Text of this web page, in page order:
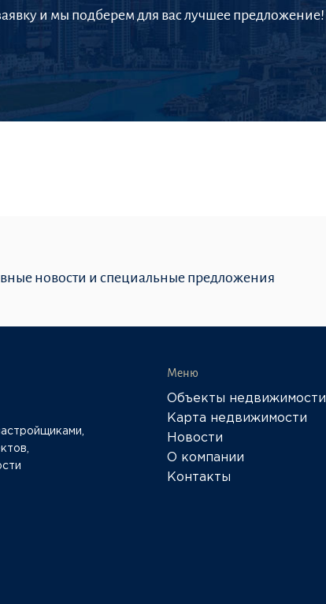
и мы подберем для вас лучшее предложение!
новости и специальные предложения
Меню
Объекты недвижимости
Карта недвижимости
Новости
О компании
Контакты